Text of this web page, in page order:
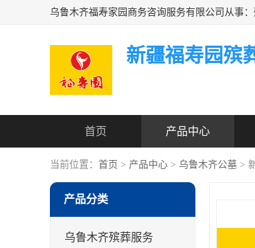
新疆福寿园殡
首页 产品中心
当前位置： 首页 > 产品中心 > 乌鲁木齐公墓 >
产品分类
乌鲁木齐殡葬服务